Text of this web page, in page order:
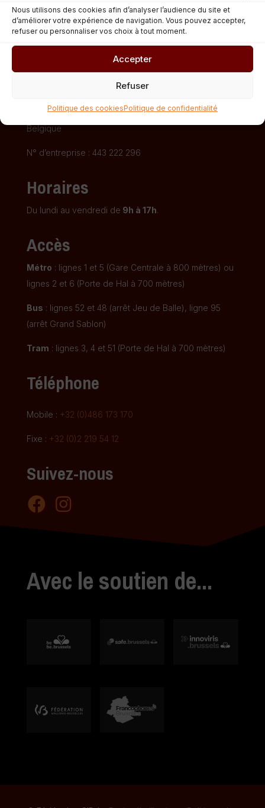
Nous utilisons des cookies afin d’analyser l’audience du site et
d’améliorer votre expérience de navigation. Vous pouvez accepter,
refuser ou personnaliser vos choix à tout moment.
Accepter
Refuser
Politique des cookiesPolitique de confidentialité
Fédération CIDJ
Bruxelles 1000
Belgique
N° d’entreprise : 443 222 296
Horaires
Du lundi au vendredi de 9h à 17h.
Accès
Métro : lignes 1 et 5 (Gare Centrale à 800 mètres) ou
lignes 2 et 6 (Porte de Hal à 700 mètres)
Bus : lignes 52 et 48 (arrêt Jeu de Balle), ligne 95
(arrêt Grand Sablon)
Tram : lignes 3, 4 et 51 (Porte de Hal à 700 mètres)
Téléphone
Mobile : +32 (0)486 173 170
Fixe : +32 (0)2 219 54 12
Suivez-nous
Avec le soutien de...